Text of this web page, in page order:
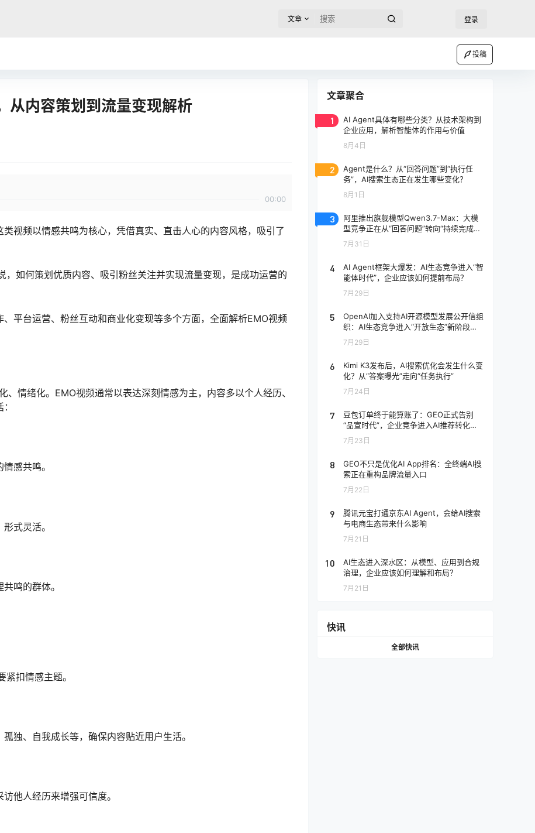
文章 登录
投稿
从内容策划到流量变现解析
00:00
视频以情感共鸣为核心，凭借真实、直击人心的内容风格，吸引了
如何策划优质内容、吸引粉丝关注并实现流量变现，是成功运营的
平台运营、粉丝互动和商业化变现等多个方面，全面解析EMO视频
、情绪化。EMO视频通常以表达深刻情感为主，内容多以个人经历、
感共鸣。
式灵活。
鸣的群体。
扣情感主题。
独、自我成长等，确保内容贴近用户生活。
他人经历来增强可信度。
文章聚合
1
AI Agent具体有哪些分类？从技术架构到
企业应用，解析智能体的作用与价值
8月4日
2
Agent是什么？从“回答问题”到“执行任
务”，AI搜索生态正在发生哪些变化？
8月1日
3
阿里推出旗舰模型Qwen3.7-Max：大模
型竞争正在从“回答问题”转向“持续完成任
务”
7月31日
4
AI Agent框架大爆发：AI生态竞争进入“智
能体时代”，企业应该如何提前布局？
7月29日
5
OpenAI加入支持AI开源模型发展公开信组
织：AI生态竞争进入“开放生态”新阶段，
企业应该如何应对？
7月29日
6
Kimi K3发布后，AI搜索优化会发生什么变
化？从“答案曝光”走向“任务执行”
7月24日
7
豆包订单终于能算账了：GEO正式告别
“品宣时代”，企业竞争进入AI推荐转化阶
段
7月23日
8
GEO不只是优化AI App排名：全终端AI搜
索正在重构品牌流量入口
7月22日
9
腾讯元宝打通京东AI Agent，会给AI搜索
与电商生态带来什么影响
7月21日
10
AI生态进入深水区：从模型、应用到合规
治理，企业应该如何理解和布局？
7月21日
快讯
全部快讯